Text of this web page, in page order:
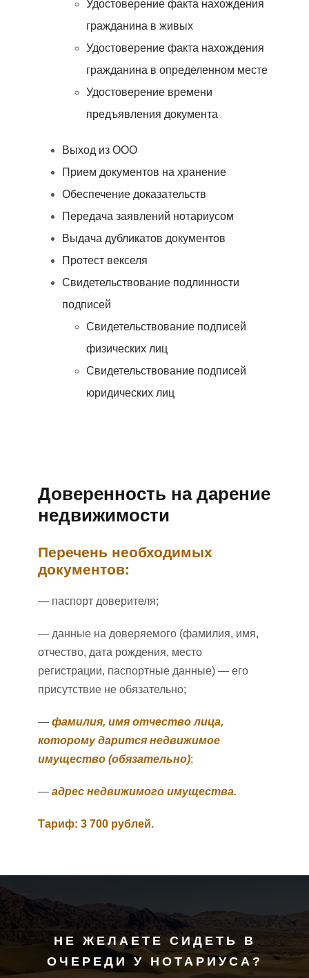
Удостоверение факта нахождения
гражданина в живых
Удостоверение факта нахождения
гражданина в определенном месте
Удостоверение времени
предъявления документа
Выход из ООО
Прием документов на хранение
Обеспечение доказательств
Передача заявлений нотариусом
Выдача дубликатов документов
Протест векселя
Свидетельствование подлинности
подписей
Свидетельствование подписей
физических лиц
Свидетельствование подписей
юридических лиц
Доверенность на дарение
недвижимости
Перечень необходимых
документов:
— паспорт доверителя;
— данные на доверяемого (фамилия, имя,
отчество, дата рождения, место
регистрации, паспортные данные) — его
присутствие не обязательно;
— фамилия, имя отчество лица,
которому дарится недвижимое
имущество (обязательно);
— адрес недвижимого имущества.
Тариф: 3 700 рублей.
НЕ ЖЕЛАЕТЕ СИДЕТЬ В
ОЧЕРЕДИ У НОТАРИУСА?